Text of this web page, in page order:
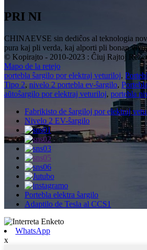
PRI NI
CHINAEVSE sin dediĉos al teknologia
pura kaj pli verda, kaj alporti pli bonan
© Kopirajto - 2010-2023 : Ĉiuj Rajtoj
Mapo de la retejo
portebla ŝargilo por elektraj veturiloj,
Tipo 2, nivelo 2 portebla ev-ŝargilo,
aŭtoŝargilo por elektraj veturiloj, portebla
Fabrikisto de ŝargiloj por elektraj
Nivelo 2 EV-ŝargilo
Portebla elektra ŝargilo
Adaptilo de Tesla al CCS1
WhatsApp
x